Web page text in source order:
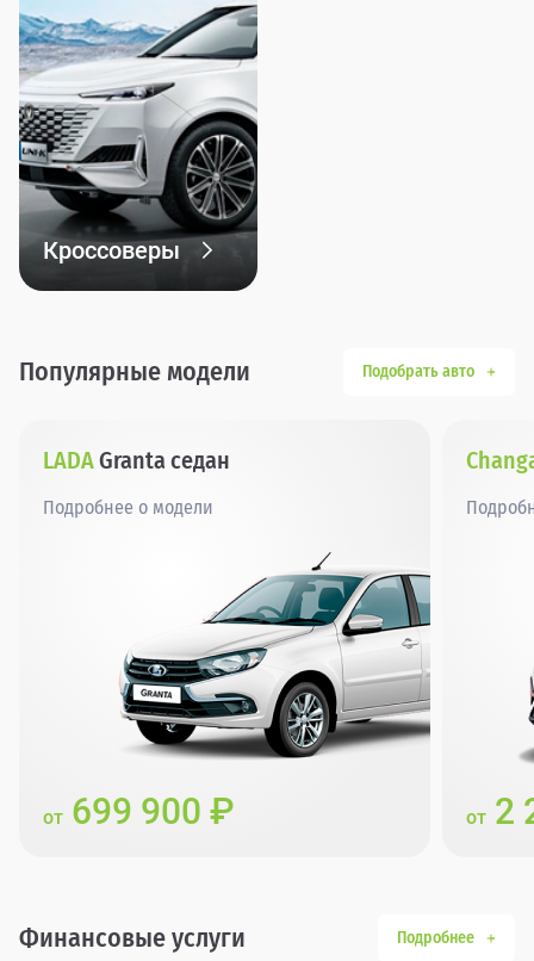
Кроссоверы
Популярные модели Подобрать авто
LADAGranta седан
Подробнее о модели
от 699 900 ₽ от 2
Финансовые услуги Подробнее